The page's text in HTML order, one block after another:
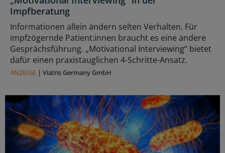
Impfberatung
Informationen allein ändern selten Verhalten. Für
impfzögernde Patient:innen braucht es eine andere
Gesprächsführung. „Motivational Interviewing“ bietet
dafür einen praxistauglichen 4-Schritte-Ansatz.
ANZEIGE | Viatris Germany GmbH